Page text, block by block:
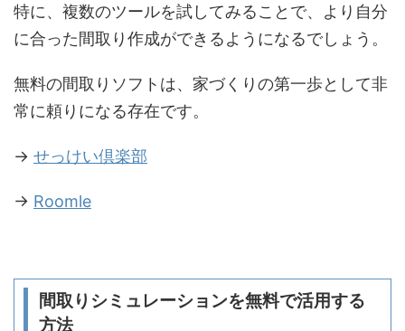
特に、複数のツールを試してみることで、より自分
に合った間取り作成ができるようになるでしょう。
無料の間取りソフトは、家づくりの第一歩として非
常に頼りになる存在です。
→ せっけい倶楽部
→ Roomle
間取りシミュレーションを無料で活用する
方法